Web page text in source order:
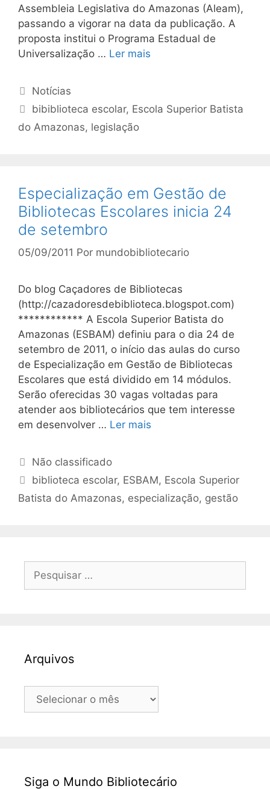
Assembleia Legislativa do Amazonas (Aleam),
passando a vigorar na data da publicação. A
proposta institui o Programa Estadual de
Universalização … Ler mais
Categorias
Notícias
Tags
bibiblioteca escolar, Escola Superior Batista
do Amazonas, legislação
Especialização em Gestão de
Bibliotecas Escolares inicia 24
de setembro
05/09/2011 Por mundobibliotecario
Do blog Caçadores de Bibliotecas
(http://cazadoresdebiblioteca.blogspot.com)
************ A Escola Superior Batista do
Amazonas (ESBAM) definiu para o dia 24 de
setembro de 2011, o início das aulas do curso
de Especialização em Gestão de Bibliotecas
Escolares que está dividido em 14 módulos.
Serão oferecidas 30 vagas voltadas para
atender aos bibliotecários que tem interesse
em desenvolver … Ler mais
Categorias
Não classificado
Tags
biblioteca escolar, ESBAM, Escola Superior
Batista do Amazonas, especialização, gestão
Pesquisar
Arquivos
Arquivos
Siga o Mundo Bibliotecário